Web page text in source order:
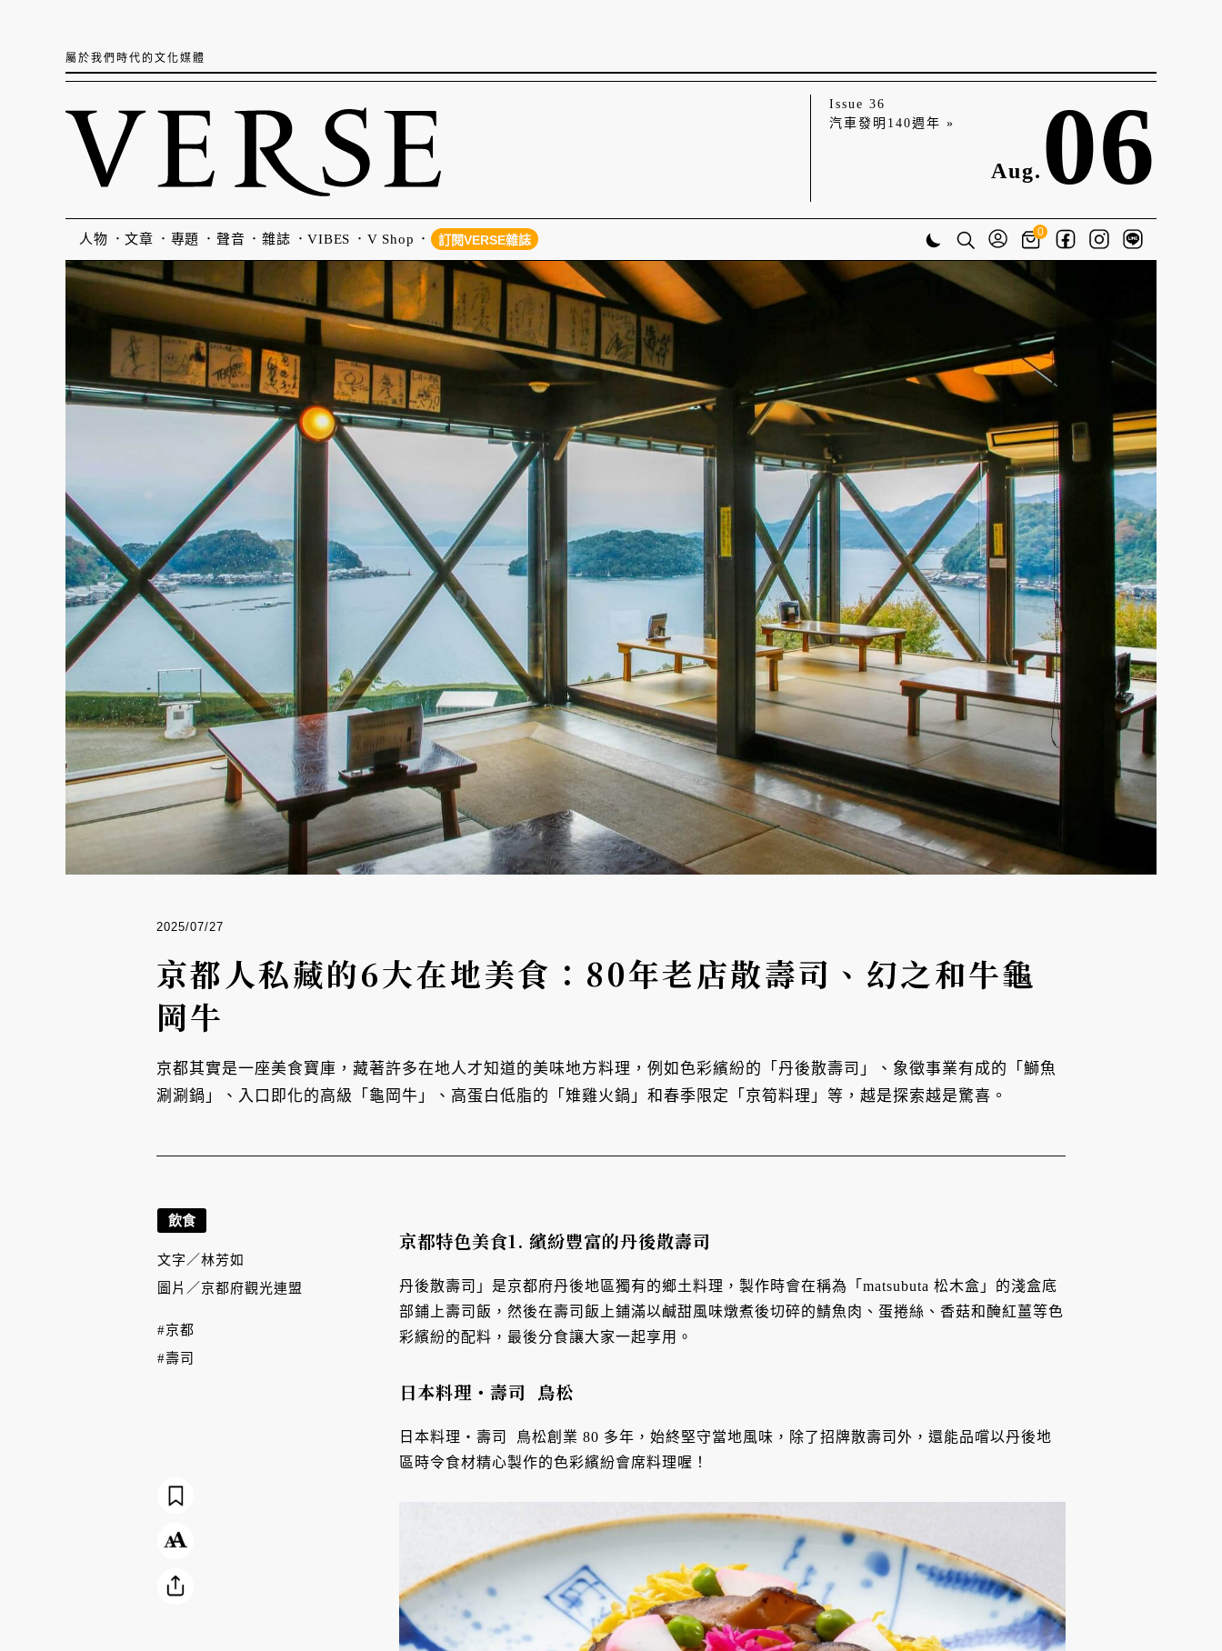
屬於我們時代的文化媒體
Issue 36
汽車發明140週年 »
Aug. 06
人物 文章 專題 聲音 雜誌 VIBES V Shop 訂閱VERSE雜誌
0
2025/07/27
京都人私藏的6大在地美食：80年老店散壽司、幻之和牛龜
岡牛
京都其實是一座美食寶庫，藏著許多在地人才知道的美味地方料理，例如色彩繽紛的「丹後散壽司」、象徵事業有成的「鰤魚
涮涮鍋」、入口即化的高級「龜岡牛」、高蛋白低脂的「雉雞火鍋」和春季限定「京筍料理」等，越是探索越是驚喜。
京都特色美食1. 繽紛豐富的丹後散壽司
丹後散壽司」是京都府丹後地區獨有的鄉土料理，製作時會在稱為「matsubuta 松木盒」的淺盒底
部鋪上壽司飯，然後在壽司飯上鋪滿以鹹甜風味燉煮後切碎的鯖魚肉、蛋捲絲、香菇和醃紅薑等色
彩繽紛的配料，最後分食讓大家一起享用。
日本料理・壽司 鳥松
日本料理・壽司 鳥松創業 80 多年，始終堅守當地風味，除了招牌散壽司外，還能品嚐以丹後地
區時令食材精心製作的色彩繽紛會席料理喔！
飲食
文字／林芳如
圖片／ 京都府觀光連盟
#京都
#壽司